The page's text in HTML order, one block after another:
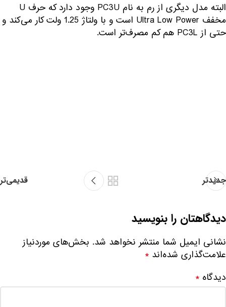
البته مدل دیگری از رم به نام PC3U وجود دارد که حرف U
مخفف Ultra Low Power است و با ولتاژ 1.25 ولت کار می‌کند و
حتی از PC3L هم کم مصرف‌تر است.
جدیدتر قدیمی‌تر
دیدگاهتان را بنویسید
نشانی ایمیل شما منتشر نخواهد شد. بخش‌های موردنیاز
علامت‌گذاری شده‌اند *
دیدگاه *